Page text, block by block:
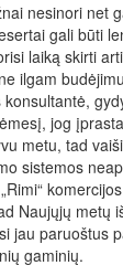
nesinori net
gali būti
laiką skirti
ilgam
jog
metu, tad
sistemos
Naujųjų metų
jau paruoštus
gaminių.